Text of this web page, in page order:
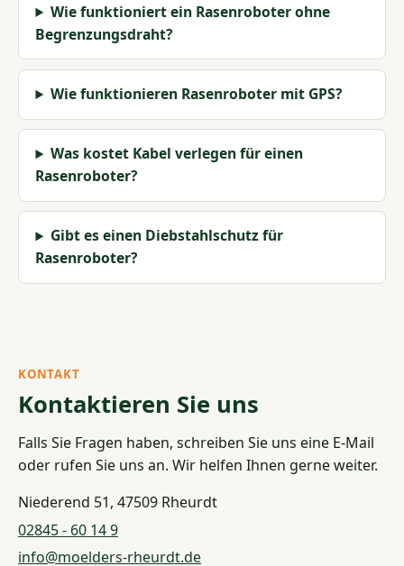
Wie funktioniert ein Rasenroboter ohne
Begrenzungsdraht?
Wie funktionieren Rasenroboter mit GPS?
Was kostet Kabel verlegen für einen
Rasenroboter?
Gibt es einen Diebstahlschutz für
Rasenroboter?
KONTAKT
Kontaktieren Sie uns
Falls Sie Fragen haben, schreiben Sie uns eine E-Mail
oder rufen Sie uns an. Wir helfen Ihnen gerne weiter.
Niederend 51, 47509 Rheurdt
02845 - 60 14 9
info@moelders-rheurdt.de